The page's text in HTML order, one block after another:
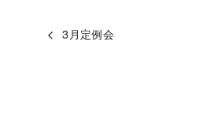
3月定例会